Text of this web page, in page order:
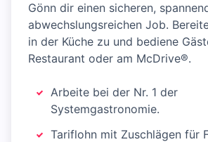
Gönn dir einen sicheren,
abwechslungsreichen Job.
in der Küche zu und bediene
Restaurant oder am McDrive®.
Arbeite bei der Nr. 1 der
Systemgastronomie.
Tariflohn mit Zuschlägen für